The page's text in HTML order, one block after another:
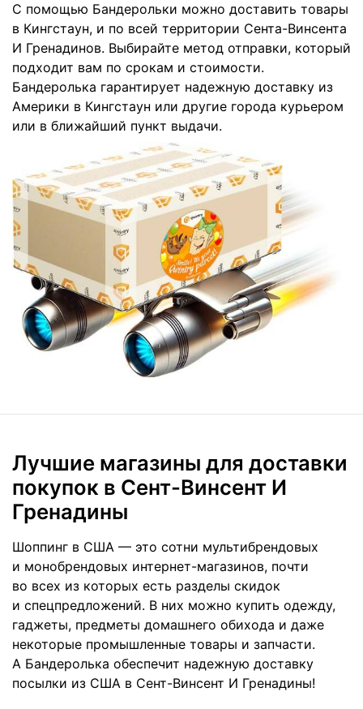
С помощью Бандерольки можно доставить товары
в Кингстаун, и по всей территории Сента-Винсента
И Гренадинов. Выбирайте метод отправки, который
подходит вам по срокам и стоимости.
Бандеролька гарантирует надежную доставку из
Америки в Кингстаун или другие города курьером
или в ближайший пункт выдачи.
Лучшие магазины для доставки
покупок в Сент-Винсент И
Гренадины
Шоппинг в США — это сотни мультибрендовых
и монобрендовых интернет-магазинов, почти
во всех из которых есть разделы скидок
и спецпредложений. В них можно купить одежду,
гаджеты, предметы домашнего обихода и даже
некоторые промышленные товары и запчасти.
А Бандеролька обеспечит надежную доставку
посылки из США в Сент-Винсент И Гренадины!